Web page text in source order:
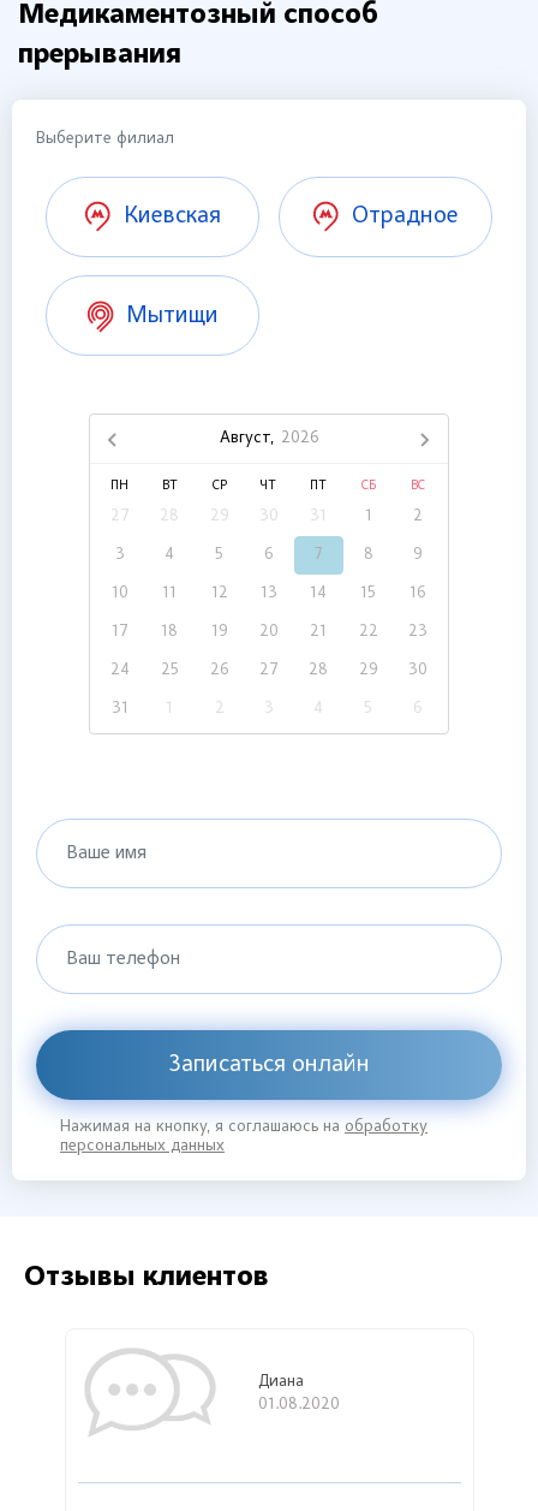
Медикаментозный способ
прерывания
Выберите филиал
Киевская Отрадное
Мытищи
Август, 2026
ПН ВТ СР ЧТ СБ ВС
27 28 29 30 31 1 2
3 4 5 6 7 8 9
10 11 12 13 14 15 16
17 18 19 20 21 22 23
24 25 26 27 28 29 30
31 1 2 3 4 5 6
Ваше имя
Ваш телефон
Записаться онлайн
Нажимая на кнопку, я соглашаюсь на обработку
персональных данных
Отзывы клиентов
Диана
01.08.2020